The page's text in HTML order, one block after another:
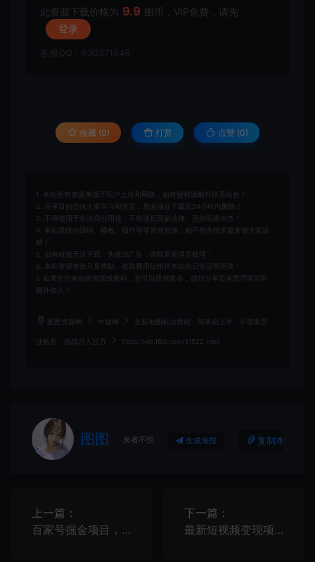
此资源下载价格为 9.9 图币，VIP免费，请先
登录
客服QQ：630371849
收藏 (0) 打赏 点赞 (0)
1. 本站所有资源来源于用户上传和网络，如有侵权请邮件联系站长！
2. 分享目的仅供大家学习和交流，您必须在下载后24小时内删除！
3. 不得使用于非法商业用途，不得违反国家法律。否则后果自负！
4. 本站提供的源码、模板、插件等等其他资源，都不包含技术服务请大家谅
解！
5. 如有链接无法下载、失效或广告，请联系管理员处理！
6. 本站资源售价只是赞助，收取费用仅维持本站的日常运营所需！
7. 如果您也有好的资源或教程，您可以投稿发布，成功分享后有图币奖励和
额外收入！
图图资源网 中创网 全新地图标注教程，简单易上手，不需要营
业执照，挑战月入过万 https://vip.f6sj.com/31522.html
图图 来者不拒 生成海报 复制本文链接
上一篇：
百家号掘金项目，AI搬砖暴利玩法，实测月入1w+
下一篇：
最新短视频变现项目，工具玩法情侣姓氏昵称，非常的简单暴力，适合宝妈学生兼职做【详细教程】